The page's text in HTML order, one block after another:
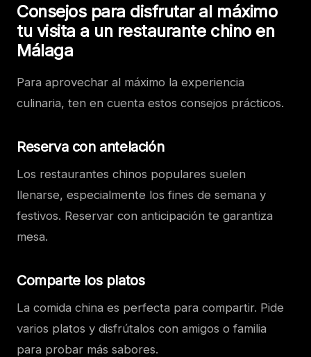
Consejos para disfrutar al máximo
tu visita a un restaurante chino en
Málaga
Para aprovechar al máximo la experiencia
culinaria, ten en cuenta estos consejos prácticos.
Reserva con antelación
Los restaurantes chinos populares suelen
llenarse, especialmente los fines de semana y
festivos. Reservar con anticipación te garantiza
mesa.
Comparte los platos
La comida china es perfecta para compartir. Pide
varios platos y disfrútalos con amigos o familia
para probar más sabores.